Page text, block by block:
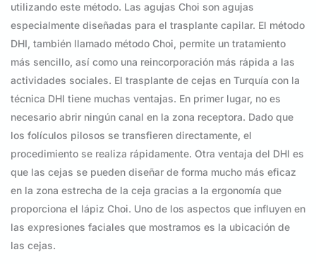
utilizando este método. Las agujas Choi son agujas
especialmente diseñadas para el trasplante capilar. El método
DHI, también llamado método Choi, permite un tratamiento
más sencillo, así como una reincorporación más rápida a las
actividades sociales. El trasplante de cejas en Turquía con la
técnica DHI tiene muchas ventajas. En primer lugar, no es
necesario abrir ningún canal en la zona receptora. Dado que
los folículos pilosos se transfieren directamente, el
procedimiento se realiza rápidamente. Otra ventaja del DHI es
que las cejas se pueden diseñar de forma mucho más eficaz
en la zona estrecha de la ceja gracias a la ergonomía que
proporciona el lápiz Choi. Uno de los aspectos que influyen en
las expresiones faciales que mostramos es la ubicación de
las cejas.